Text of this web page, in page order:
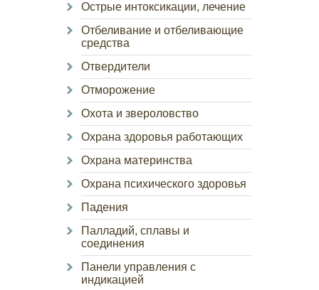
Острые интоксикации, лечение
Отбеливание и отбеливающие
средства
Отвердители
Отморожение
Охота и звероловство
Охрана здоровья работающих
Охрана материнства
Охрана психического здоровья
Падения
Палладий, сплавы и
соединения
Панели управления с
индикацией